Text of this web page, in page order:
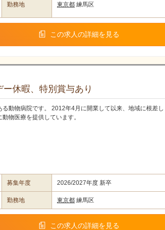
勤務地 東京都 練馬区
この求人の詳細を見る
休暇、特別賞与あり
動物病院です。 2012年4月に開業して以来、地域に根差し
物医療を提供しています。
募集年度 2026/2027年度 新卒
勤務地 東京都 練馬区
この求人の詳細を見る